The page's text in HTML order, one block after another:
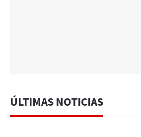
ÚLTIMAS NOTICIAS